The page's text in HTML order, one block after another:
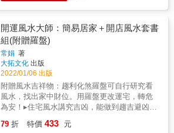
你不管處在人生哪一個階段，都能找到明朗的
前進方向。 東方星理學是一門古老的智慧， 由
華人界最權威的紫微斗數泰斗
&mdash;&mdash;天乙上人，將紫微斗數以全
新面貌呈現， 以圖像符號取代專有名詞，突破
翻譯盲點， 並結合星座學與心理學，以及大數
據統計學， 讓有心學習者能無障礙進入東方星
理學的世界， 一同探索人生藍圖，掌握生命每
一個關鍵的轉捩點。 *** 最詳細討論星盤中雙主
星的影響和磁場變化 探討人生際遇變化的說明
開運風水大師：簡易居家＋開店風水套書
組(附贈羅盤)
常娟 著
大拓文化 出版
2022/01/06 出版
附贈風水吉祥物：趨利化煞羅盤可自行研究看
風水，找出家中財位。用羅盤更改運宅，轉危
為安！▸住宅風水講究吉凶，能做到趨吉避凶才
要找一個好的地點。▸風水的基本原理是陰陽平
79 折 特價 433 元